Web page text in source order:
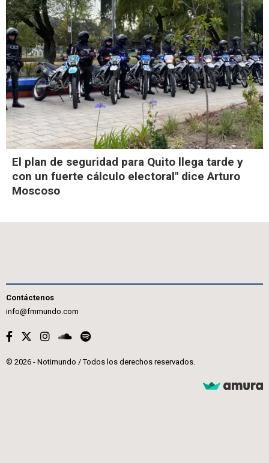
El plan de seguridad para Quito llega tarde y
con un fuerte cálculo electoral" dice Arturo
Moscoso
Contáctenos
info@fmmundo.com
© 2026 - Notimundo / Todos los derechos reservados.